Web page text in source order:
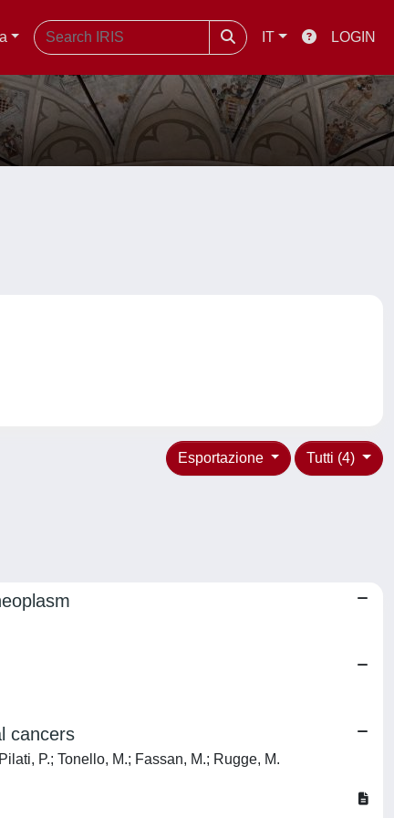
IT LOGIN
Tutti (4)
Esportazione
cancers
P.; Tonello, M.; Fassan, M.; Rugge, M.